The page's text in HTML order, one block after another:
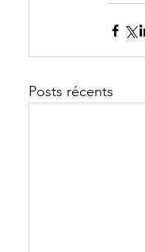
Posts récents